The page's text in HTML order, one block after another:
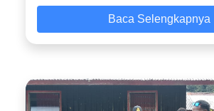
Baca Selengkapnya